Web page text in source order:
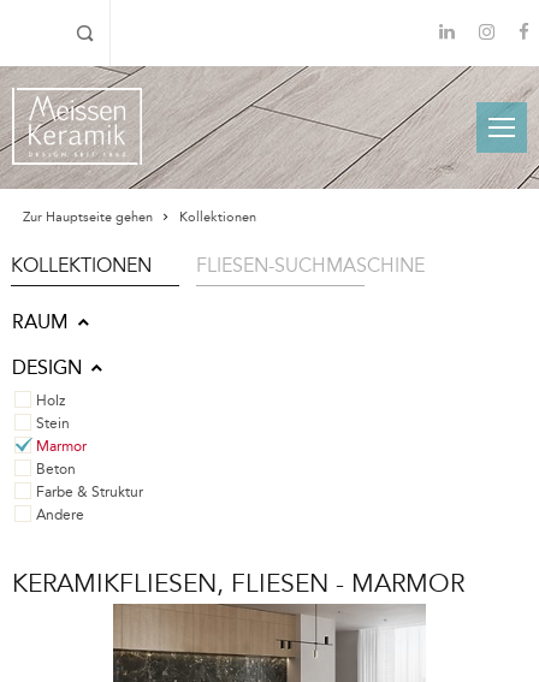
Zur Hauptseite gehen Kollektionen
KOLLEKTIONEN FLIESEN-SUCHMASCHINE
RAUM
DESIGN
Holz
Stein
Marmor
Beton
Farbe & Struktur
Andere
KERAMIKFLIESEN, FLIESEN - MARMOR